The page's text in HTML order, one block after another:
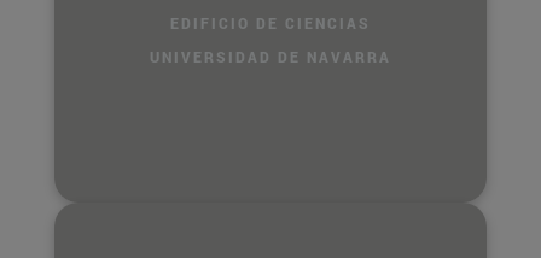
EDIFICIO DE CIENCIAS
UNIVERSIDAD DE NAVARRA